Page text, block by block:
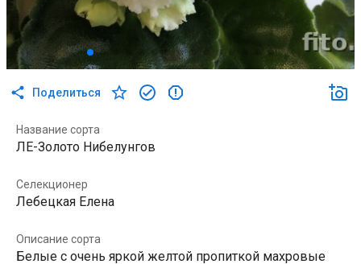
Поделиться
Название сорта
ЛЕ-Золото Нибелунгов
Селекционер
Лебецкая Елена
Описание сорта
Белые с очень яркой желтой пропиткой махровые